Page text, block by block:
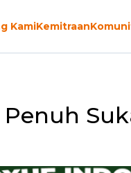
KamiKemitraan